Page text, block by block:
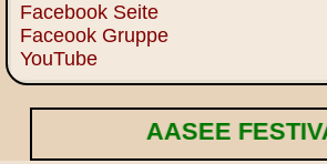
Facebook Seite
Faceook Gruppe
YouTube
AASEE